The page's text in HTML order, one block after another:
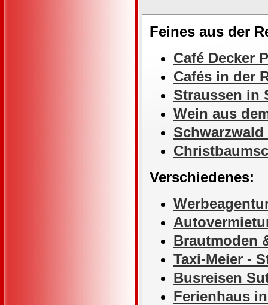
Feines aus der
Café Decker
Cafés in der
Straussen in
Wein aus
Verschiedenes:
Brautmoden
Taxi-Meier -
Busreisen
Ferienhaus